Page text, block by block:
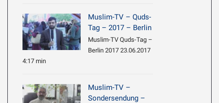
Muslim-TV – Quds-
Tag – 2017 – Berlin
Muslim-TV Quds-Tag –
Berlin 2017 23.06.2017
4:17 min
Muslim-TV –
Sondersendung –